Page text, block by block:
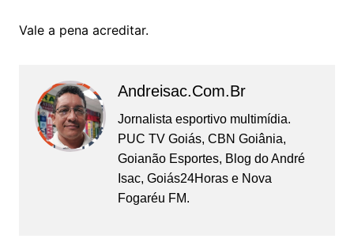
Vale a pena acreditar.
Andreisac.com.br
Jornalista esportivo multimídia.
PUC TV Goiás, CBN Goiânia,
Goianão Esportes, Blog do André
Isac, Goiás24Horas e Nova
Fogaréu FM.